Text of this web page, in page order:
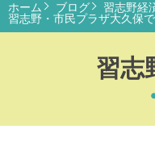
習志
ホーム ブログ
習志野経
習志野・市民プラザ大久保